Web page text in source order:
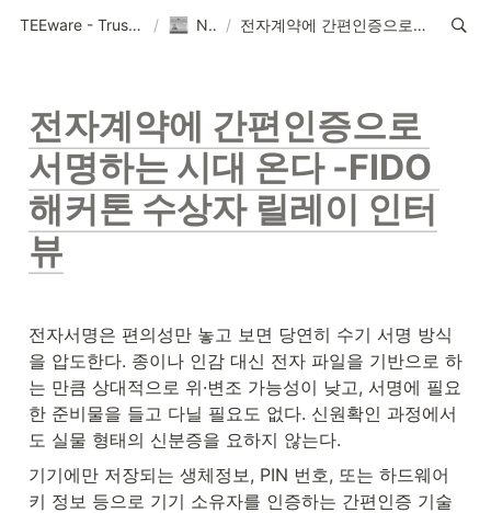
TEEware - Trustworthy Security Solution Provider / News / 전자계약에 간편인증으로 서명하는 시대 온다 -FIDO 해커톤 수상자 릴레이 인터뷰
전자계약에 간편인증으로
서명하는 시대 온다 -FIDO
해커톤 수상자 릴레이 인터
뷰
전자서명은 편의성만 놓고 보면 당연히 수기 서명 방식
을 압도한다. 종이나 인감 대신 전자 파일을 기반으로 하
는 만큼 상대적으로 위·변조 가능성이 낮고, 서명에 필요
한 준비물을 들고 다닐 필요도 없다. 신원확인 과정에서
도 실물 형태의 신분증을 요하지 않는다.
기기에만 저장되는 생체정보, PIN 번호, 또는 하드웨어
키 정보 등으로 기기 소유자를 인증하는 간편인증 기술